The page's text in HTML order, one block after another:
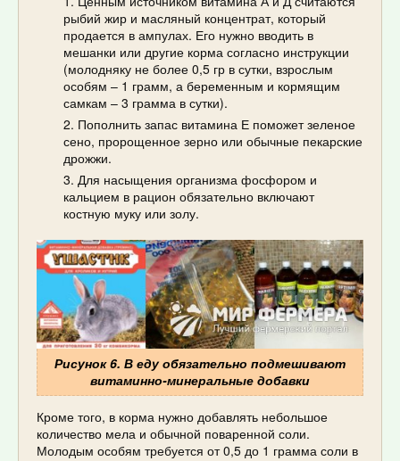
рыбий жир и масляный концентрат, который
продается в ампулах. Его нужно вводить в
мешанки или другие корма согласно инструкции
(молодняку не более 0,5 гр в сутки, взрослым
особям – 1 грамм, а беременным и кормящим
самкам – 3 грамма в сутки).
Пополнить запас витамина Е поможет зеленое
сено, пророщенное зерно или обычные пекарские
дрожжи.
Для насыщения организма фосфором и
кальцием в рацион обязательно включают
костную муку или золу.
Рисунок 6. В еду обязательно подмешивают
витаминно-минеральные добавки
Кроме того, в корма нужно добавлять небольшое
количество мела и обычной поваренной соли.
Молодым особям требуется от 0,5 до 1 грамма соли в